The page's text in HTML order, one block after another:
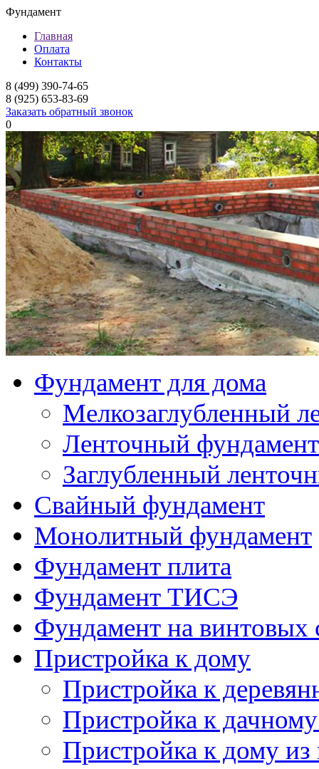
Фундамент
Главная
Оплата
Контакты
8 (499) 390-74-65
8 (925) 653-83-69
Заказать обратный звонок
0
Фундамент для дома
Мелкозаглубленный
Ленточный
Заглубленный
Свайный фундамент
Монолитный фундамент
Фундамент плита
Фундамент ТИСЭ
Фундамент на винтовых
Пристройка к дому
Пристройка к
Пристройка к
Пристройка к дому из
Пристройка к
Пристройка к дому из
Веранда к дому
Веранда к
Закрытая веранда к
Открытая веранда к